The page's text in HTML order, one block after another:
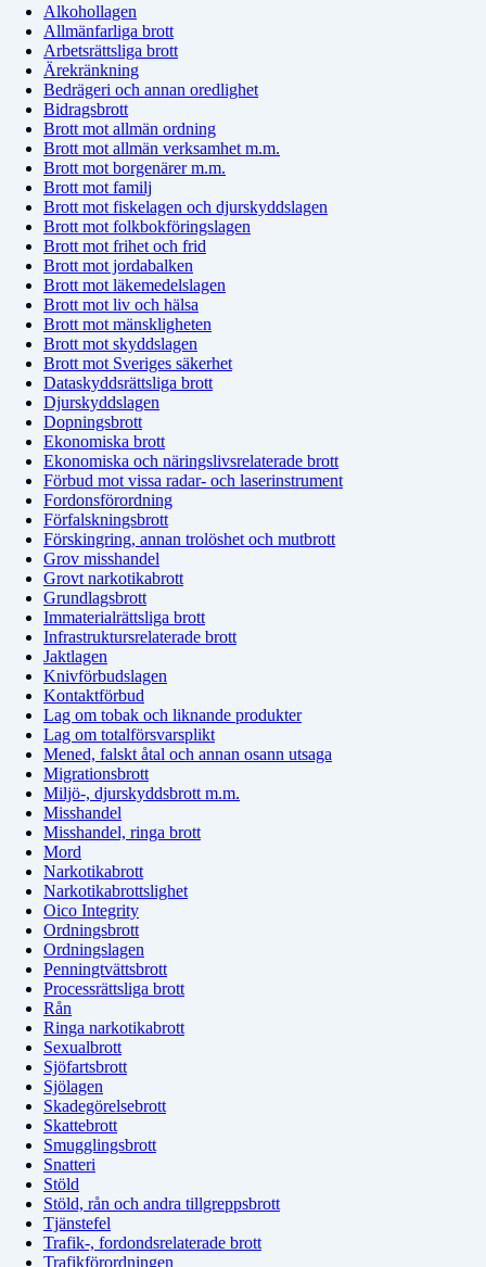
Alkohollagen
Allmänfarliga brott
Arbetsrättsliga brott
Ärekränkning
Bedrägeri och annan oredlighet
Bidragsbrott
Brott mot allmän ordning
Brott mot allmän verksamhet m.m.
Brott mot borgenärer m.m.
Brott mot familj
Brott mot fiskelagen och djurskyddslagen
Brott mot folkbokföringslagen
Brott mot frihet och frid
Brott mot jordabalken
Brott mot läkemedelslagen
Brott mot liv och hälsa
Brott mot mänskligheten
Brott mot skyddslagen
Brott mot Sveriges säkerhet
Dataskyddsrättsliga brott
Djurskyddslagen
Dopningsbrott
Ekonomiska brott
Ekonomiska och näringslivsrelaterade brott
Förbud mot vissa radar- och laserinstrument
Fordonsförordning
Förfalskningsbrott
Förskingring, annan trolöshet och mutbrott
Grov misshandel
Grovt narkotikabrott
Grundlagsbrott
Immaterialrättsliga brott
Infrastruktursrelaterade brott
Jaktlagen
Knivförbudslagen
Kontaktförbud
Lag om tobak och liknande produkter
Lag om totalförsvarsplikt
Mened, falskt åtal och annan osann utsaga
Migrationsbrott
Miljö-, djurskyddsbrott m.m.
Misshandel
Misshandel, ringa brott
Mord
Narkotikabrott
Narkotikabrottslighet
Oico Integrity
Ordningsbrott
Ordningslagen
Penningtvättsbrott
Processrättsliga brott
Rån
Ringa narkotikabrott
Sexualbrott
Sjöfartsbrott
Sjölagen
Skadegörelsebrott
Skattebrott
Smugglingsbrott
Snatteri
Stöld
Stöld, rån och andra tillgreppsbrott
Tjänstefel
Trafik-, fordondsrelaterade brott
Trafikförordningen